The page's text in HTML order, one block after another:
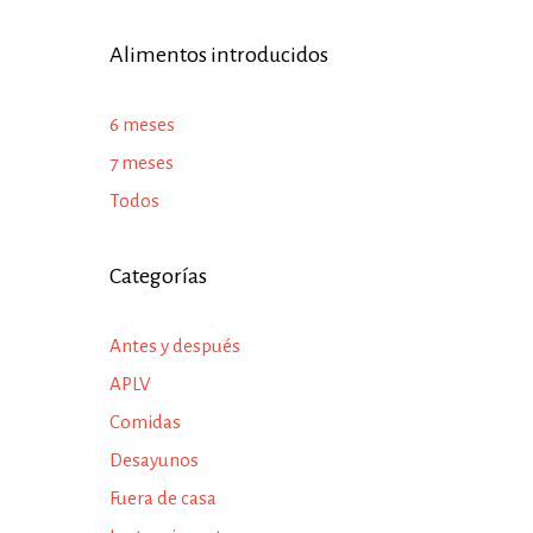
Alimentos introducidos
6 meses
7 meses
Todos
Categorías
Antes y después
APLV
Comidas
Desayunos
Fuera de casa